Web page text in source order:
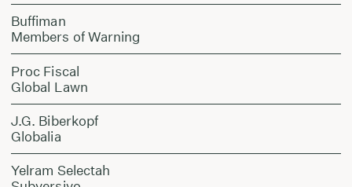
Buffiman
Members of Warning
Proc Fiscal
Global Lawn
J.G. Biberkopf
Globalia
Yelram Selectah